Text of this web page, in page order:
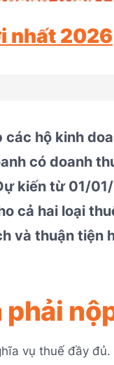
nhất 2026
hộ kinh
có doanh
kiến từ 01/
cả hai loại
và thuận tiện
phải
vụ thuế đầy đủ.